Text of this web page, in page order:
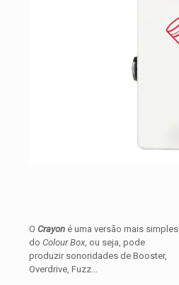
O Crayon é uma versão mais simples
do Colour Box , ou seja, pode
produzir sonoridades de Booster,
Overdrive, Fuzz…